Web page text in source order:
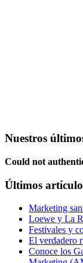
Nuestros
Could not
Últimos
Marketing
Loewe y La
Festivales y
El verdadero
Conoce los